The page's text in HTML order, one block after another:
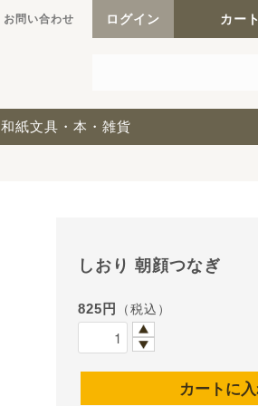
お問い合わせ ログイン カート
和紙文具・本・雑貨
しおり 朝顔つなぎ
825円 （税込）